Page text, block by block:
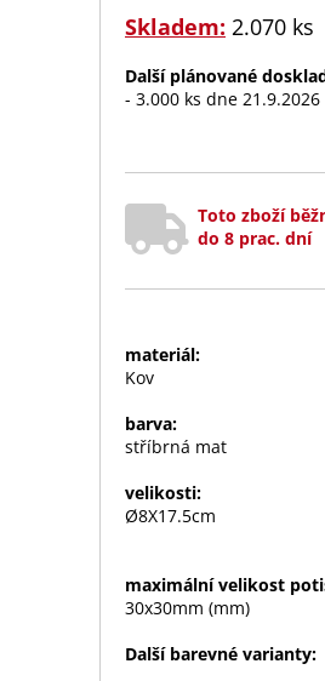
Skladem: 2.070 ks
Další plánované
- 3.000 ks dne 21.9.2026
Toto zboží
do 8 prac. dní
materiál:
Kov
barva:
stříbrná mat
velikosti:
Ø8X17.5cm
maximální velikost
30x30mm (mm)
Další barevné varianty: